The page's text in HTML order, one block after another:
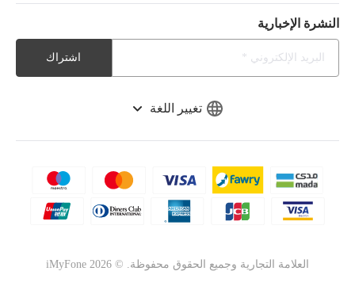
تغيير اللغة
النشرة الإخبارية
اشتراك
العلامة التجارية وجميع الحقوق محفوظة. © 2026